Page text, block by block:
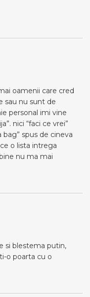
oamenii care cred
sau nu sunt de
personal imi vine
nici “faci ce vrei”
bag” spus de cineva
o lista intrega
nu ma mai
si blestema putin,
o poarta cu o